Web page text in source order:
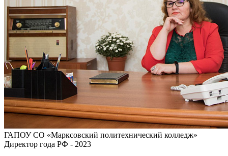
ГАПОУ СО «Марксовский политехнический колледж»
Директор года РФ - 2023